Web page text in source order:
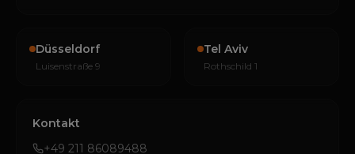
Düsseldorf
Luisenstraße 9
Tel Aviv
Rothschild 1
Kontakt
+49 211 86089488